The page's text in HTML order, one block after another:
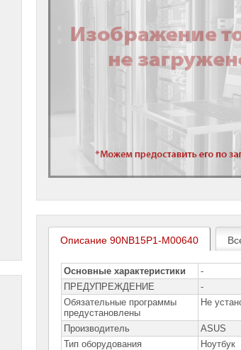
Описание 90NB15P1-M00640
Основные характеристики
-
ПРЕДУПРЕЖДЕНИЕ
-
Обязательные программы
предустановлены
Не
Производитель
ASUS
Тип оборудования
Ноутбук